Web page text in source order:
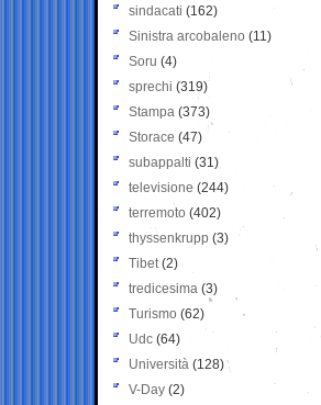
sindacati (162)
Sinistra arcobaleno (11)
Soru (4)
sprechi (319)
Stampa (373)
Storace (47)
subappalti (31)
televisione(244)
terremoto (402)
thyssenkrupp (3)
Tibet(2)
tredicesima (3)
Turismo (62)
Udc (64)
Università (128)
V-Day (2)